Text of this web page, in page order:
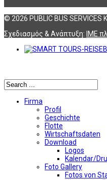
© 2026 PUBLIC BUS SERVICES
Σχεδιασμός & Ανάπτυξη: ΙΜΕ
Firma
Profil
Geschichte
Flotte
Wirtschaftsdaten
Download
Logos
Kalendar/
Foto Gallery
Fotos von